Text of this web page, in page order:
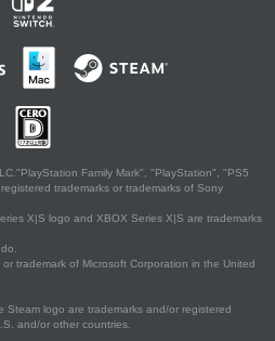
Family Mark", "PlayStation", "PS5
trademarks or trademarks of Sony
X|S logo and XBOX Series X|S are trademarks
trademark of Microsoft Corporation in the United
logo are trademarks and/or registered
and/or other countries.